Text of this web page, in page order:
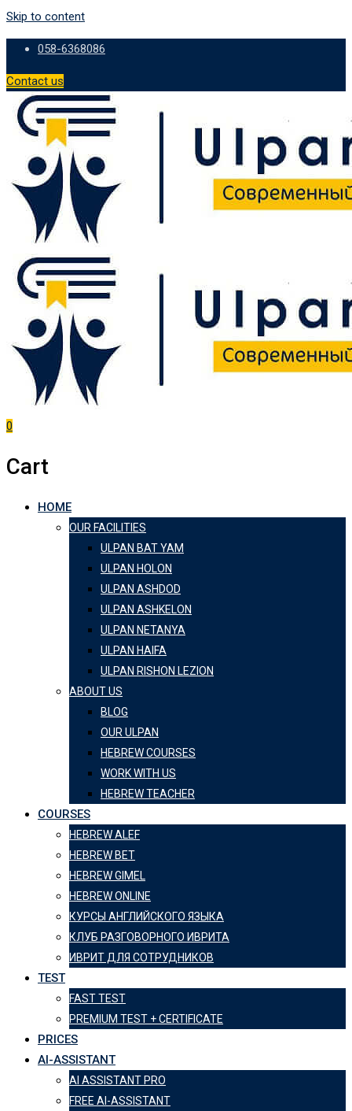
Skip to content
058-6368086
Contact us
0
Cart
HOME
OUR FACILITIES
ULPAN BAT YAM
ULPAN HOLON
ULPAN ASHDOD
ULPAN ASHKELON
ULPAN NETANYA
ULPAN HAIFA
ULPAN RISHON LEZION
ABOUT US
BLOG
OUR ULPAN
HEBREW COURSES
WORK WITH US
HEBREW TEACHER
COURSES
HEBREW ALEF
HEBREW BET
HEBREW GIMEL
HEBREW ONLINE
КУРСЫ АНГЛИЙСКОГО ЯЗЫКА
КЛУБ РАЗГОВОРНОГО ИВРИТА
ИВРИТ ДЛЯ СОТРУДНИКОВ
TEST
FAST TEST
PREMIUM TEST + CERTIFICATE
PRICES
AI-ASSISTANT
AI ASSISTANT PRO
FREE AI-ASSISTANT